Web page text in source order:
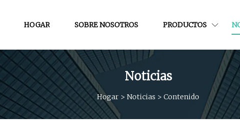
HOGAR SOBRE NOSOTROS PRODUCTOS
Noticias
Hogar > Noticias > Contenido